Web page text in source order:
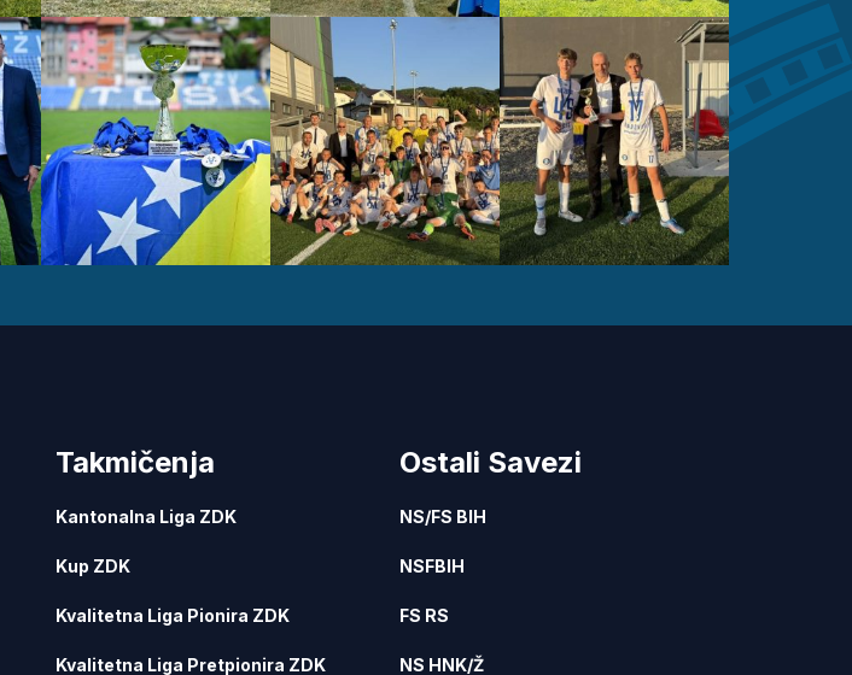
Takmičenja
Kantonalna Liga ZDK
Kup ZDK
Kvalitetna Liga Pionira ZDK
Kvalitetna Liga Pretpionira ZDK
Ostali Savezi
NS/FS BIH
NSFBIH
FS RS
NS HNK/Ž